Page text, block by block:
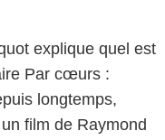
explique quel est
Par cœurs :
longtemps,
film de Raymond